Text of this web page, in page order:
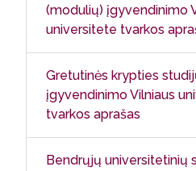
(modulių) įgyvendinimo
universitete tvarkos
Gretutinės krypties
įgyvendinimo Vilniaus
tvarkos aprašas
Bendrųjų universitetinių